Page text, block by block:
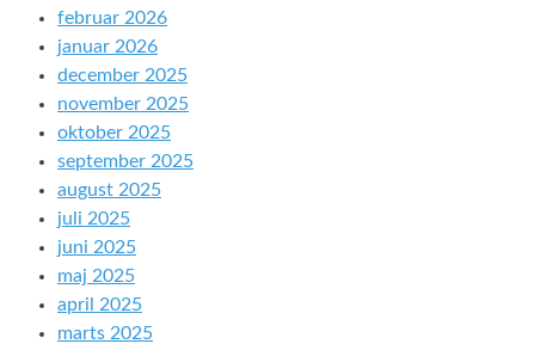
februar 2026
januar 2026
december 2025
november 2025
oktober 2025
september 2025
august 2025
juli 2025
juni 2025
maj 2025
april 2025
marts 2025